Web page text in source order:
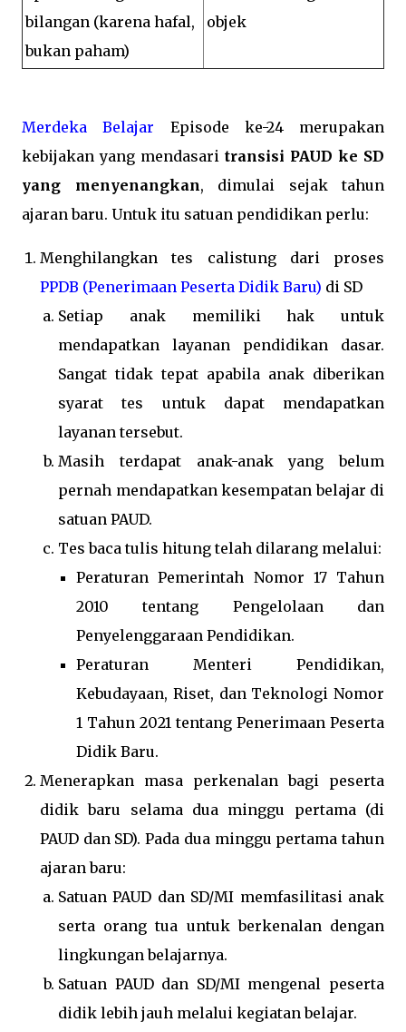
bilangan (karena hafal,
bukan paham)
objek
Merdeka Belajar Episode ke-24 merupakan
kebijakan yang mendasari transisi PAUD ke SD
yang menyenangkan, dimulai sejak tahun
ajaran baru. Untuk itu satuan pendidikan perlu:
Menghilangkan tes calistung dari proses
PPDB (Penerimaan Peserta Didik Baru) di SD
Setiap anak memiliki hak untuk
mendapatkan layanan pendidikan dasar.
Sangat tidak tepat apabila anak diberikan
syarat tes untuk dapat mendapatkan
layanan tersebut.
Masih terdapat anak-anak yang belum
pernah mendapatkan kesempatan belajar di
satuan PAUD.
Tes baca tulis hitung telah dilarang melalui:
Peraturan Pemerintah Nomor 17 Tahun
2010 tentang Pengelolaan dan
Penyelenggaraan Pendidikan.
Peraturan Menteri Pendidikan,
Kebudayaan, Riset, dan Teknologi Nomor
1 Tahun 2021 tentang Penerimaan Peserta
Didik Baru.
Menerapkan masa perkenalan bagi peserta
didik baru selama dua minggu pertama (di
PAUD dan SD). Pada dua minggu pertama tahun
ajaran baru:
Satuan PAUD dan SD/MI memfasilitasi anak
serta orang tua untuk berkenalan dengan
lingkungan belajarnya.
Satuan PAUD dan SD/MI mengenal peserta
didik lebih jauh melalui kegiatan belajar.